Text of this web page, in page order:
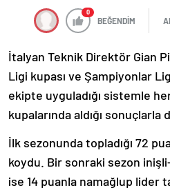
0
BEĞENDİM
İtalyan Teknik Direktör Gian
Ligi kupası ve Şampiyonlar
ekipte uyguladığı sistemle
kupalarında aldığı
İlk sezonunda topladığı 72
koydu. Bir sonraki sezon
ise 14 puanla namağlup lider